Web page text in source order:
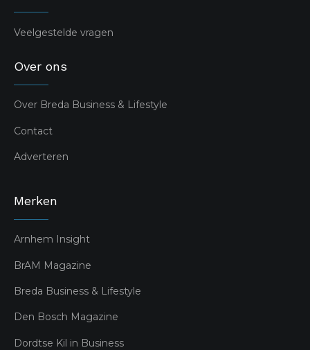
Veelgestelde vragen
Over ons
Over Breda Business & Lifestyle
Contact
Adverteren
Merken
Arnhem Insight
BrAM Magazine
Breda Business & Lifestyle
Den Bosch Magazine
Dordtse Kil in Business